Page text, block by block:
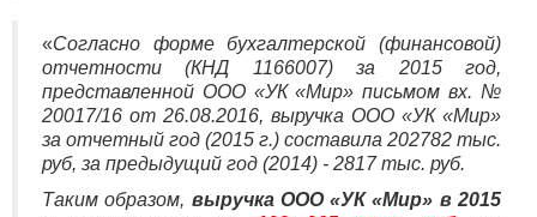
«Согласно форме бухгалтерской (финансовой)
отчетности (КНД 1166007) за 2015 год,
представленной ООО «УК «Мир» письмом вх. №
20017/16 от 26.08.2016, выручка ООО «УК «Мир»
за отчетный год (2015 г.) составила 202782 тыс.
руб, за предыдущий год (2014) - 2817 тыс. руб.
Таким образом, выручка ООО «УК «Мир» в 2015